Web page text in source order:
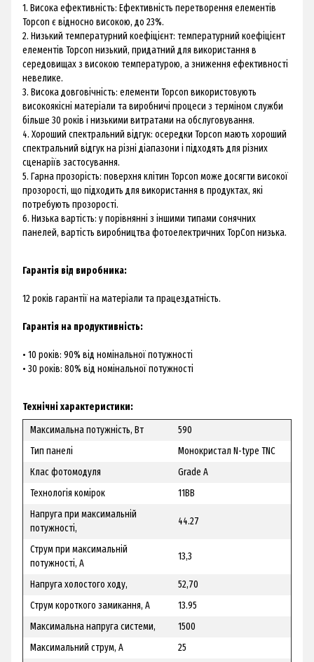
1. Висока ефективність: Ефективність перетворення елементів
Topcon є відносно високою, до 23%.
2. Низький температурний коефіцієнт: температурний коефіцієнт
елементів Topcon низький, придатний для використання в
середовищах з високою температурою, а зниження ефективності
невелике.
3. Висока довговічність: елементи Topcon використовують
високоякісні матеріали та виробничі процеси з терміном служби
більше 30 років і низькими витратами на обслуговування.
4. Хороший спектральний відгук: осередки Topcon мають хороший
спектральний відгук на різні діапазони і підходять для різних
сценаріїв застосування.
5. Гарна прозорість: поверхня клітин Topcon може досягти високої
прозорості, що підходить для використання в продуктах, які
потребують прозорості.
6. Низька вартість: у порівнянні з іншими типами сонячних
панелей, вартість виробництва фотоелектричних TopCon низька.
Гарантія від виробника:
12 років гарантії на матеріали та працездатність.
Гарантія на продуктивність:
• 10 років: 90% від номінальної потужності
• 30 років: 80% від номінальної потужності
Технічні характеристики:
Максимальна потужність, Вт
590
Тип панелі
Монокристал N-type TNC
Клас фотомодуля
Grade A
Технологія комірок
11BB
Напруга при максимальній
потужності,
44.27
Струм при максимальній
потужності, А
13,3
Напруга холостого ходу,
52,70
Струм короткого замикання, А
13.95
Максимальна напруга системи,
1500
Максимальний струм, A
25